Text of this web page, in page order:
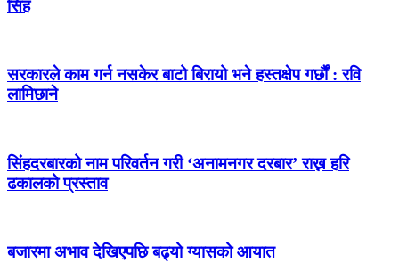
सिंह
सरकारले काम गर्न नसकेर बाटो बिरायो भने हस्तक्षेप गर्छौं : रवि
लामिछाने
सिंहदरबारको नाम परिवर्तन गरी ‘अनामनगर दरबार’ राख्न हरि
ढकालको प्रस्ताव
बजारमा अभाव देखिएपछि बढ्यो ग्यासको आयात